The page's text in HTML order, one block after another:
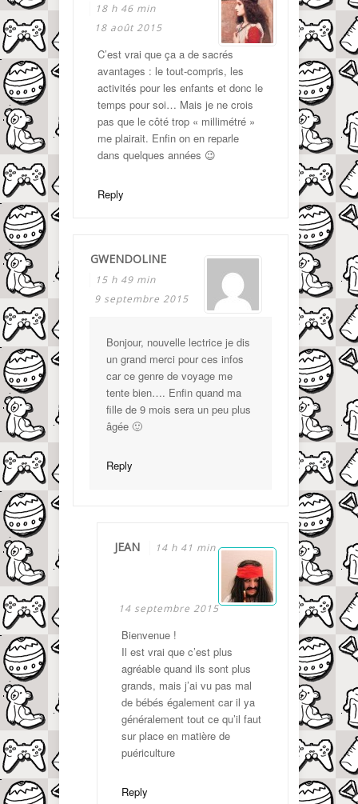
18 h 46 min
18 août 2015
C’est vrai que ça a de sacrés
avantages : le tout-compris, les
activités pour les enfants et donc le
temps pour soi… Mais je ne crois
pas que le côté trop « millimétré »
me plairait. Enfin on en reparle
dans quelques années 😉
Reply
GWENDOLINE
15 h 49 min
9 septembre 2015
Bonjour, nouvelle lectrice je dis
un grand merci pour ces infos
car ce genre de voyage me
tente bien…. Enfin quand ma
fille de 9 mois sera un peu plus
âgée 🙂
Reply
JEAN 14 h 41 min
14 septembre 2015
Bienvenue !
Il est vrai que c’est plus
agréable quand ils sont plus
grands, mais j’ai vu pas mal
de bébés également car il ya
généralement tout ce qu’il faut
sur place en matière de
puériculture
Reply